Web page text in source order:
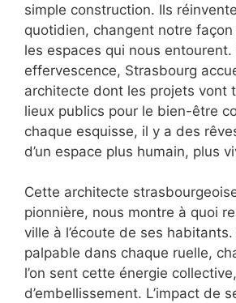
simple construction. Ils
quotidien, changent notre
les espaces qui nous entourent.
effervescence, Strasbourg
architecte dont les projets vont
lieux publics pour le bien-être
chaque esquisse, il y a des
d’un espace plus humain, plus
Cette architecte
pionnière, nous montre à quoi
ville à l’écoute de ses
palpable dans chaque ruelle,
l’on sent cette énergie
d’embellissement. L’impact de